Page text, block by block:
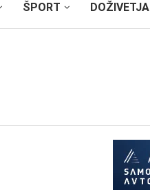
ŠPORT DOŽIVETJA